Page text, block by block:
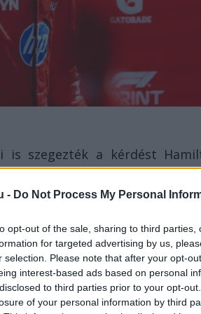
- Do Not Process My Personal
opt-out of the sale, sharing to third
for targeted advertising by us,
selection. Please note that after your opt-
interest-based ads based on personal
to third parties prior to your opt-
of your personal information by third
szegezték a kérdést
először így reagált a 41 éves
vissza, majd amikor
álljak ki. Azt feltételeztem,
mondták volna, hogy a
meg” – ismerte el Hamilton.
megvédte a döntésüket,